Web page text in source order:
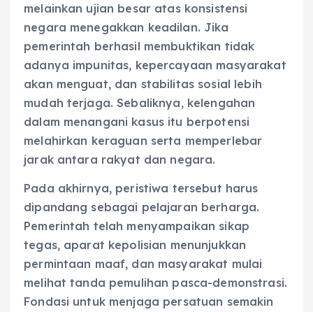
melainkan ujian besar atas konsistensi
negara menegakkan keadilan. Jika
pemerintah berhasil membuktikan tidak
adanya impunitas, kepercayaan masyarakat
akan menguat, dan stabilitas sosial lebih
mudah terjaga. Sebaliknya, kelengahan
dalam menangani kasus itu berpotensi
melahirkan keraguan serta memperlebar
jarak antara rakyat dan negara.
Pada akhirnya, peristiwa tersebut harus
dipandang sebagai pelajaran berharga.
Pemerintah telah menyampaikan sikap
tegas, aparat kepolisian menunjukkan
permintaan maaf, dan masyarakat mulai
melihat tanda pemulihan pasca-demonstrasi.
Fondasi untuk menjaga persatuan semakin